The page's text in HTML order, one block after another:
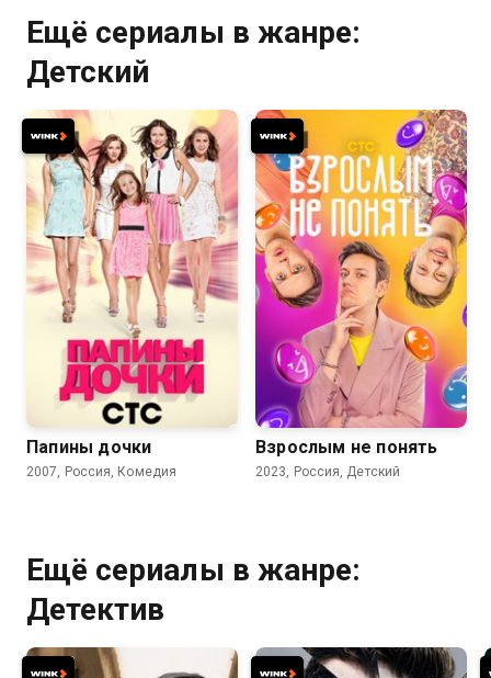
Ещё сериалы в жанре:
Детский
5.9 4.9
Папины дочки
2007, Россия, Комедия
8.1
Взрослым не понять
2023, Россия, Детский
Ещё сериалы в жанре:
Детектив